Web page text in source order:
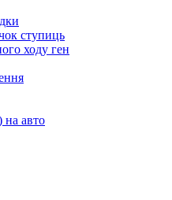
ступиць
ходу ген
на авто